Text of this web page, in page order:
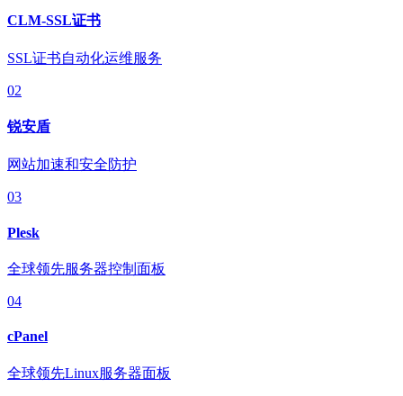
CLM-SSL证书
SSL证书自动化运维服务
02
锐安盾
网站加速和安全防护
03
Plesk
全球领先服务器控制面板
04
cPanel
全球领先Linux服务器面板